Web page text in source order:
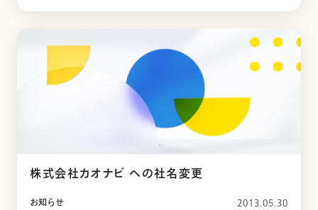
株式会社カオナビ への社名変更
お知らせ 2013.05.30